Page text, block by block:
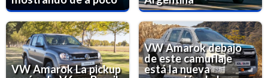
VW Amarok La pickup
VW Amarok debajo
de este camuflaje
está la nueva